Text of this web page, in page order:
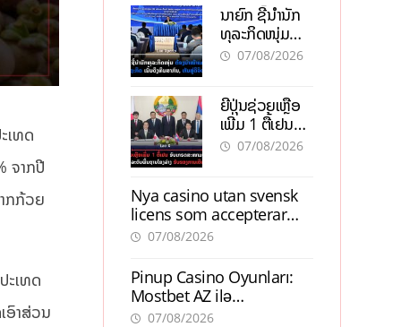
ເທດ
ຈາກ​ປີ
ກກ້ວຍ
ະ​ເທດ​
ອົາສ່ວນ​
150 ລ້ານໂດລາ,
ສ້າງວຽກ 5.000
ຕຳແໜ່ງ
ນາຍົກ ຊີ້ນຳນັກ
ທຸລະກິດໜຸ່ມ
ຕ້ອງນຳໜ້າແກ້
ສາກົນ, ຫັນສູ່ດິຈິ
ຕອນ
07/08/2026
ຍີ່ປຸ່ນຊ່ວຍເຫຼືອ
ເພີ່ມ 1 ຕື້ເຢນ
ອັບເກຣດ
ເຕີບໂຕ
07/08/2026
Nya casino utan svensk
licens som accepterar
Swish: En jämförelse
07/08/2026
Pinup Casino Oyunları:
Mostbet AZ ilə
Müqayisədə Nə Təqdim
07/08/2026